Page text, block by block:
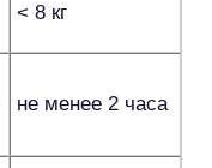
< 8 кг
не менее 2 часа